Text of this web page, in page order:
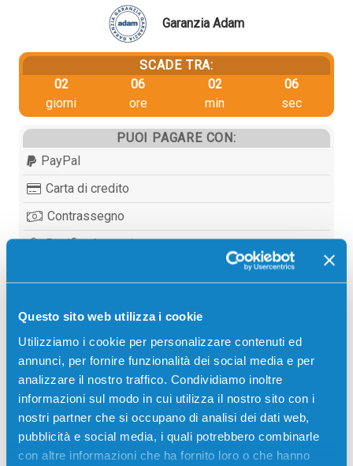
Questo sito web utilizza i cookie
Utilizziamo i cookie per personalizzare contenuti ed
annunci, per fornire funzionalità dei social media e per
analizzare il nostro traffico. Condividiamo inoltre
informazioni sul modo in cui utilizza il nostro sito con i
nostri partner che si occupano di analisi dei dati web,
pubblicità e social media, i quali potrebbero combinarle
con altre informazioni che ha fornito loro o che hanno
Garanzia Adam
SCADE TRA:
02
giorni
06
ore
02
min
06
sec
PUOI PAGARE CON:
PayPal
Carta di credito
Contrassegno
Bonifico bancario
Descrizione
Cartuccia originale Dell 592-11332 NERO 180 pagine
per Stampanti: Dell P513W ALL IN ONE, Dell V313
ALL IN ONE, Dell V313W ALL IN ONE, Dell V715W
ALL IN ONE